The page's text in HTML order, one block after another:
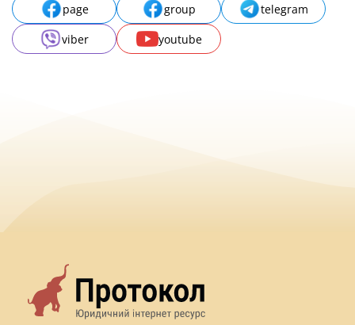
page group
telegram
viber
youtube